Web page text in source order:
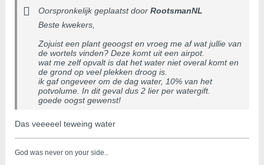
Oorspronkelijk geplaatst door RootsmanNL
Beste kwekers,
Zojuist een plant geoogst en vroeg me af wat jullie van
de wortels vinden? Deze komt uit een airpot.
wat me zelf opvalt is dat het water niet overal komt en
de grond op veel plekken droog is.
ik gaf ongeveer om de dag water, 10% van het
potvolume. In dit geval dus 2 lier per watergift.
goede oogst gewenst!
Das veeeeel teweing water
God was never on your side..